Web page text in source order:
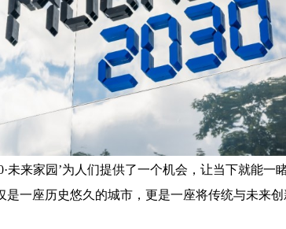
未来家园’为人们提供了一个机会，让当下就能一
是一座历史悠久的城市，更是一座将传统与未来